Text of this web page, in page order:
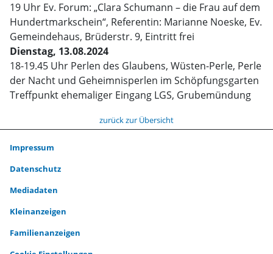
19 Uhr Ev. Forum: „Clara Schumann – die Frau auf dem
Hundertmarkschein“, Referentin: Marianne Noeske, Ev.
Gemeindehaus, Brüderstr. 9, Eintritt frei
Dienstag, 13.08.2024
18-19.45 Uhr Perlen des Glaubens, Wüsten-Perle, Perle
der Nacht und Geheimnisperlen im Schöpfungsgarten
Treffpunkt ehemaliger Eingang LGS, Grubemündung
zurück zur Übersicht
Impressum
Datenschutz
Mediadaten
Kleinanzeigen
Familienanzeigen